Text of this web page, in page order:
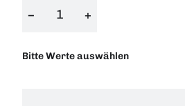
− +
Bitte Werte auswählen